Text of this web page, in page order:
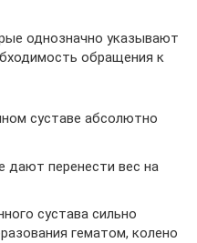
однозначно указывают
обращения к
суставе абсолютно
перенести вес на
сустава сильно
гематом, колено